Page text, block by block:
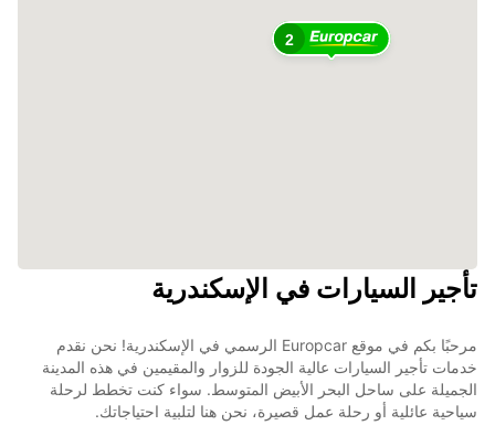
2
تأجير السيارات في الإسكندرية
مرحبًا بكم في موقع Europcar الرسمي في الإسكندرية! نحن نقدم
خدمات تأجير السيارات عالية الجودة للزوار والمقيمين في هذه المدينة
الجميلة على ساحل البحر الأبيض المتوسط. سواء كنت تخطط لرحلة
سياحية عائلية أو رحلة عمل قصيرة، نحن هنا لتلبية احتياجاتك.